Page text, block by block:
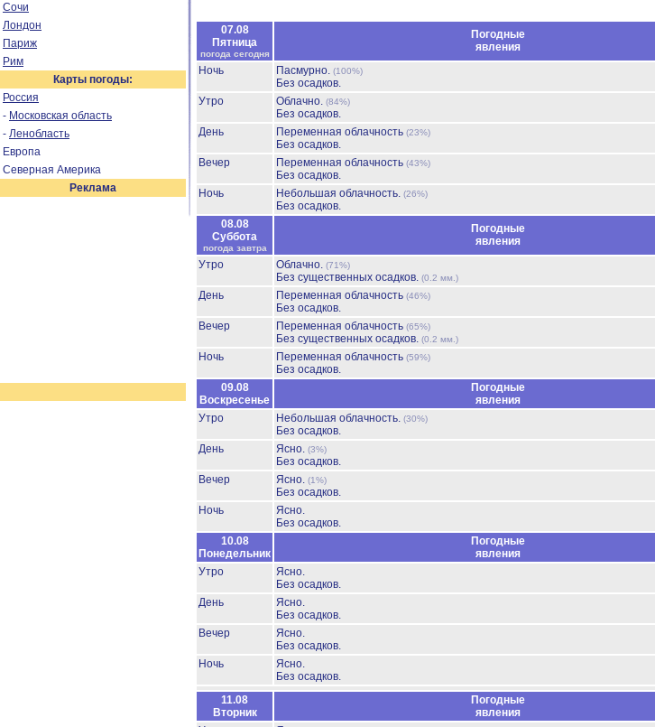
Сочи
Лондон
Париж
Рим
Карты погоды:
Россия
- Московская область
- Ленобласть
Европа
Северная Америка
Реклама
07.08
Пятница
погода сегодня
Погодные
явления
Ночь Пасмурно. (100%)
Без осадков.
Утро
Облачно. (84%)
Без осадков.
День
Переменная облачность (23%)
Без осадков.
Вечер
Переменная облачность (43%)
Без осадков.
Ночь
Небольшая облачность. (26%)
Без осадков.
08.08
Суббота
погода завтра
Погодные
явления
Утро Облачно. (71%)
Без существенных осадков. (0.2 мм.)
День
Переменная облачность (46%)
Без осадков.
Вечер
Переменная облачность (65%)
Без существенных осадков. (0.2 мм.)
Ночь
Переменная облачность (59%)
Без осадков.
09.08
Воскресенье
Погодные
явления
Утро
Небольшая облачность. (30%)
Без осадков.
День
Ясно. (3%)
Без осадков.
Вечер
Ясно. (1%)
Без осадков.
Ночь
Ясно.
Без осадков.
10.08
Понедельник
Погодные
явления
Утро
Ясно.
Без осадков.
День
Ясно.
Без осадков.
Вечер
Ясно.
Без осадков.
Ночь
Ясно.
Без осадков.
11.08
Вторник
Погодные
явления